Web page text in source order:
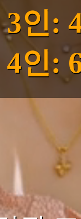
3인:
4인: